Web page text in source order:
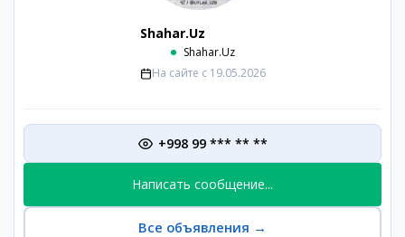
Shahar.Uz
Shahar.Uz
На сайте с 19.05.2026
+998 99 *** ** **
Написать сообщение...
Все объявления →